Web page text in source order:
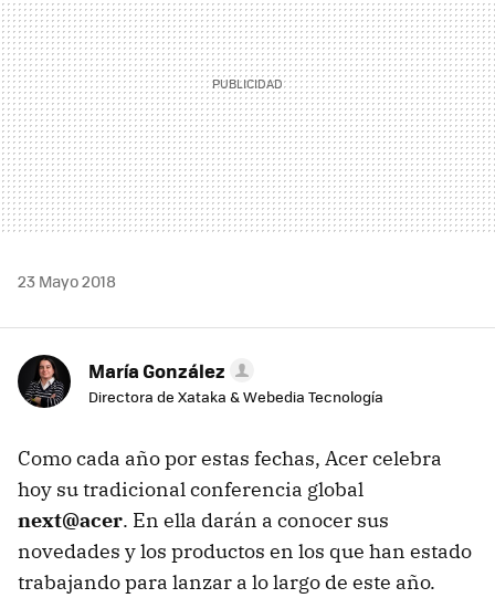
23 Mayo 2018
María González
Directora de Xataka & Webedia Tecnología
Como cada año por estas fechas, Acer celebra
hoy su tradicional conferencia global
next@acer. En ella darán a conocer sus
novedades y los productos en los que han estado
trabajando para lanzar a lo largo de este año.